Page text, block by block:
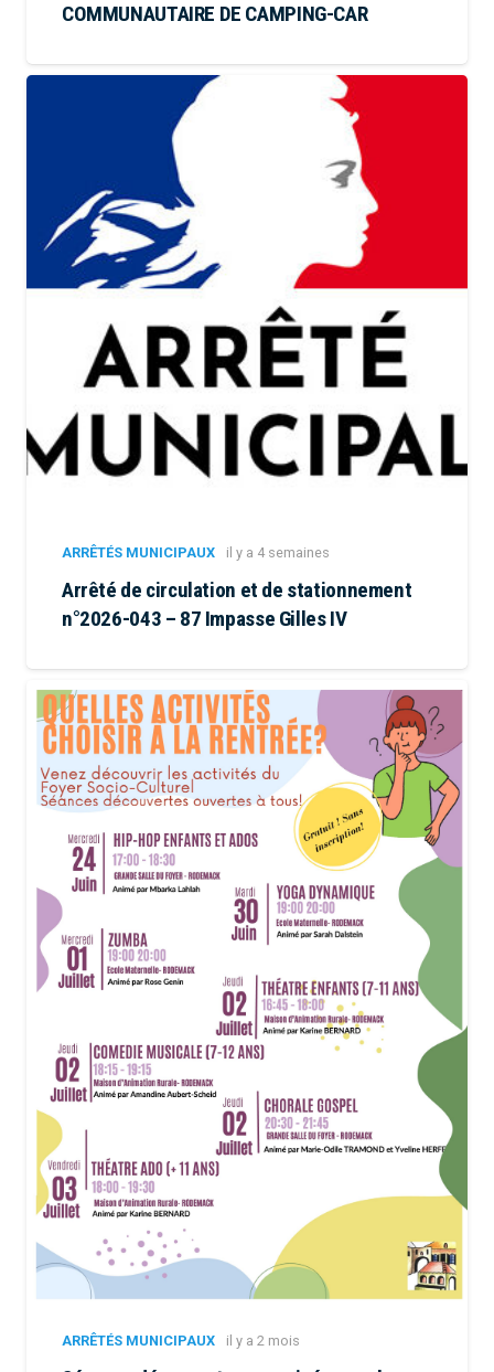
COMMUNAUTAIRE DE CAMPING-CAR
ARRÊTÉS MUNICIPAUX il y a 4 semaines
Arrêté de circulation et de stationnement
n°2026-043 – 87 Impasse Gilles IV
ARRÊTÉS MUNICIPAUX il y a 2 mois